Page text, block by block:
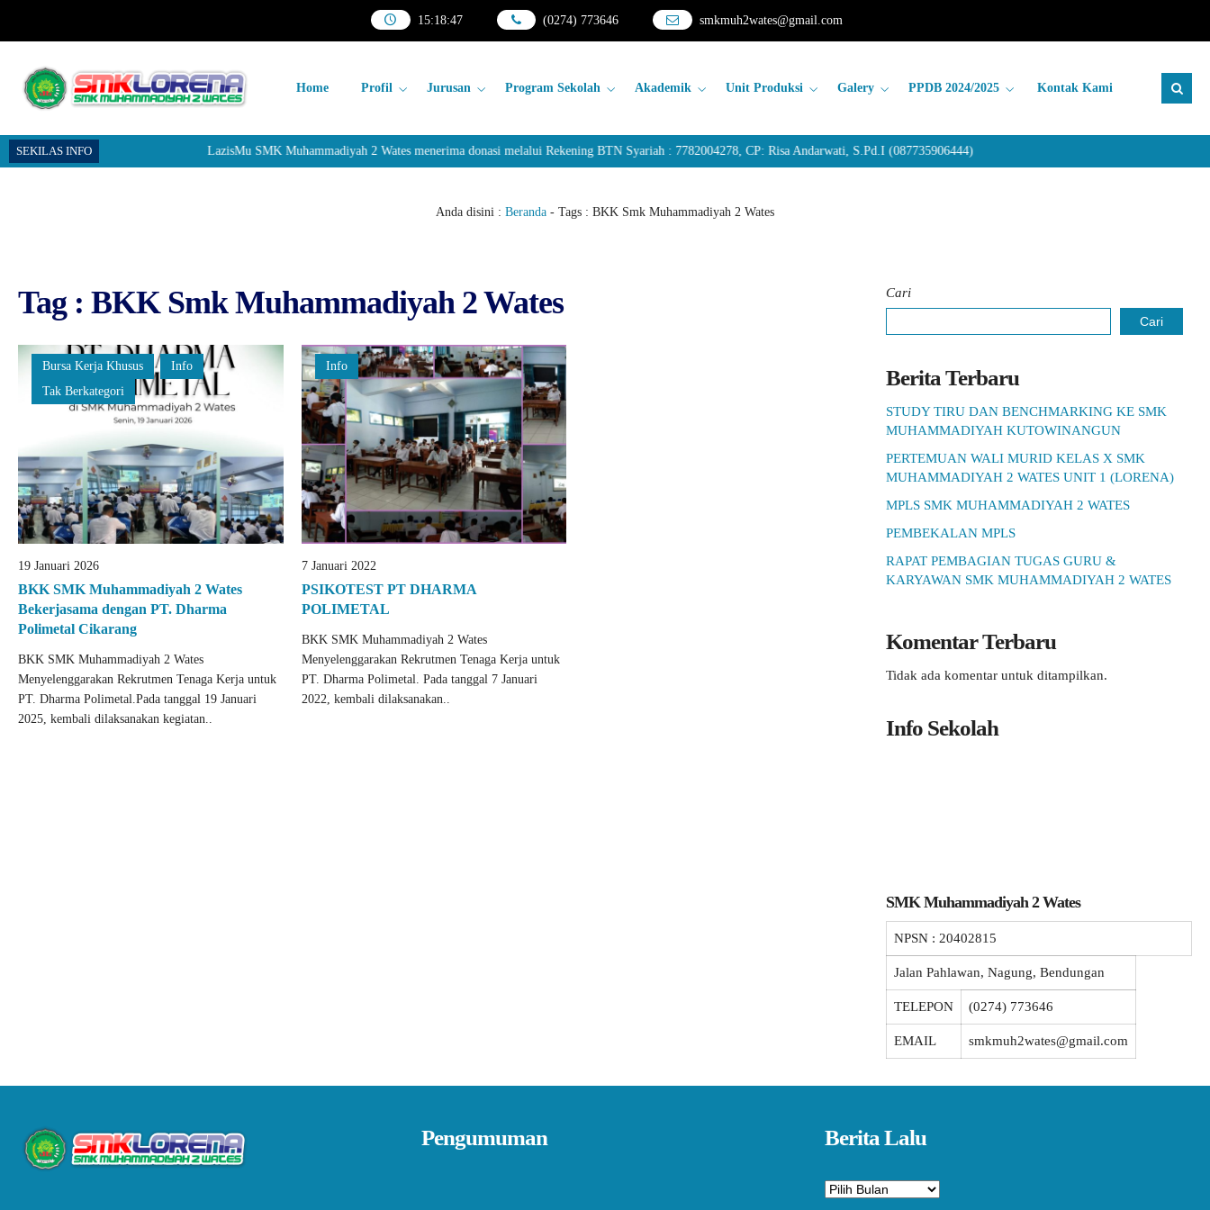
15:18:47 (0274) 773646 smkmuh2wates@gmail.com
Home Profil Jurusan Program Sekolah Akademik Unit Produksi Galery PPDB 2024/2025 Kontak Kami
SEKILAS INFO LazisMu SMK Muhammadiyah 2 Wates menerima donasi melalui Rekening BTN Syariah : 7782004278, CP: Risa Andarwati, S.Pd.I (087735906444)
Anda disini : Beranda - Tags : BKK Smk Muhammadiyah 2 Wates
Tag : BKK Smk Muhammadiyah 2 Wates
Bursa Kerja Khusus
Info
Tak Berkategori
19 Januari 2026
BKK SMK Muhammadiyah 2 Wates
Bekerjasama dengan PT. Dharma
Polimetal Cikarang
BKK SMK Muhammadiyah 2 Wates
Menyelenggarakan Rekrutmen Tenaga Kerja untuk
PT. Dharma Polimetal.Pada tanggal 19 Januari
2025, kembali dilaksanakan kegiatan..
Info
7 Januari 2022
PSIKOTEST PT DHARMA
POLIMETAL
BKK SMK Muhammadiyah 2 Wates
Menyelenggarakan Rekrutmen Tenaga Kerja untuk
PT. Dharma Polimetal. Pada tanggal 7 Januari
2022, kembali dilaksanakan..
Cari
Cari
Berita Terbaru
STUDY TIRU DAN BENCHMARKING KE SMK
MUHAMMADIYAH KUTOWINANGUN
PERTEMUAN WALI MURID KELAS X SMK
MUHAMMADIYAH 2 WATES UNIT 1 (LORENA)
MPLS SMK MUHAMMADIYAH 2 WATES
PEMBEKALAN MPLS
RAPAT PEMBAGIAN TUGAS GURU &
KARYAWAN SMK MUHAMMADIYAH 2 WATES
Komentar Terbaru
Tidak ada komentar untuk ditampilkan.
Info Sekolah
SMK Muhammadiyah 2 Wates
NPSN : 20402815
Jalan Pahlawan, Nagung, Bendungan
TELEPON (0274) 773646
EMAIL smkmuh2wates@gmail.com
Pengumuman Berita Lalu
Arsip